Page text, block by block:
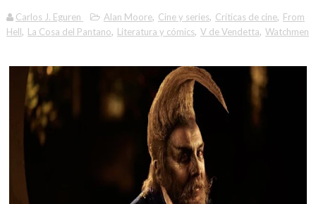
Carlos J. Eguren Alan Moore, Cine y series, Críticas de cine, From
Hell, La Cosa del Pantano, Literatura y cómics, V de Vendetta, Watchmen